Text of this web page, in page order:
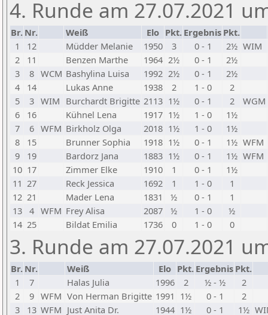
4. Runde am 27.07.2021
Br. Nr. Weiß Elo Pkt. Ergebnis Pkt.
1
12 Müdder Melanie 1950 3 0 - 1 2½ WIM
2
11 Benzen Marthe 1964 2½ 0 - 1
2½
3
8 WCM Bashylina Luisa 1992 2½ 0 - 1
2½
4
14 Lukas Anne 1938 2 1 - 0
2
5
3 WIM Burchardt Brigitte 2113 1½ 0 - 1 2
WGM
6
16 Kühnel Lena 1917 1½ 1 - 0
1½
7
6 WFM Birkholz Olga 2018 1½ 1 - 0
1½
8
15 Brunner Sophia 1918 1½ 0 - 1 1½ WFM
9
19 Bardorz Jana 1883 1½ 0 - 1 1½ WFM
10 17 Zimmer Elke 1910 1 0 - 1
1½
11 27 Reck Jessica 1692 1 1 - 0
1
12 21 Mader Lena 1831 ½ 0 - 1
1
13
4 WFM Frey Alisa 2087 ½ 1 - 0
½
14 25 Bildat Emilia 1736 0 1 - 0 0
3. Runde am 27.07.2021
Br. Nr. Weiß Elo Pkt. Ergebnis Pkt.
1
7 Halas Julia 1996 2 ½ - ½
2
2
9 WFM Von Herman Brigitte 1991 1½ 0 - 1
2
3
13 WFM Just Anita Dr. 1944 1½ 0 - 1 1½